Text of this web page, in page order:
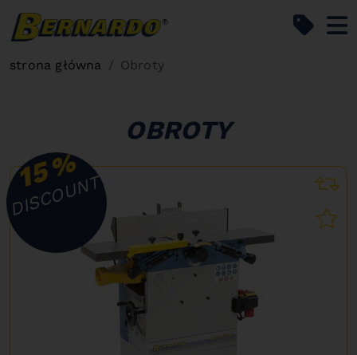
strona główna Obroty
OBROTY
15%
DISCOUNT